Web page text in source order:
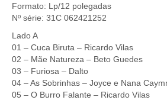
Formato: Lp/12 polegadas
Nº série: 31C 062421252
Lado A
01 – Cuca Biruta – Ricardo Vilas
02 – Mãe Natureza – Beto Guedes
03 – Furiosa – Dalto
04 – As Sobrinhas – Joyce e Nana
05 – O Burro Falante – Ricardo Vilas